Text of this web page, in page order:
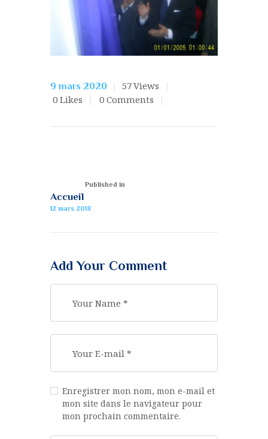
9 mars 2020 57Views
0 Likes 0 Comments
Published in
Accueil
12 mars 2018
Add Your Comment
Enregistrer mon nom, mon e-mail et
mon site dans le navigateur pour
mon prochain commentaire.